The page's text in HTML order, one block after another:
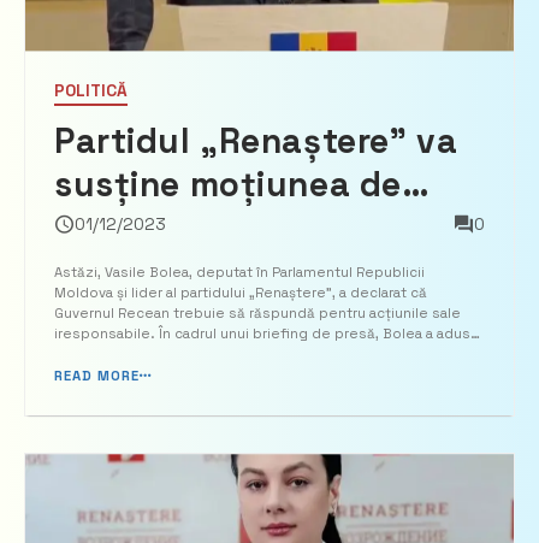
POLITICĂ
Partidul „Renaștere” va
susține moțiunea de
cenzură împotriva
Guvernului Recean:
„Acest guvern nu poate
01/12/2023 0
Astăzi, Vasile Bolea, deputat în Parlamentul Republicii
Moldova și lider al partidului „Renaștere”, a declarat că
Guvernul Recean trebuie să răspundă pentru acțiunile sale
iresponsabile. În cadrul unui briefing de presă, Bolea a adus
lipsa de viziune a guvernului în gestionarea situ...
READ MORE